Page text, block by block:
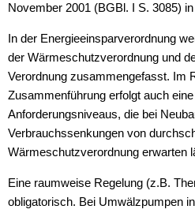
November 2001 (BGBl. I S. 3085)
In der Energieeinsparverordnung
der Wärmeschutzverordnung und
Verordnung zusammengefasst. Im
Zusammenführung erfolgt auch
Anforderungsniveaus, die bei
Verbrauchssenkungen von
Wärmeschutzverordnung erwarten
Eine raumweise Regelung (z.B.
obligatorisch. Bei Umwälzpumpen